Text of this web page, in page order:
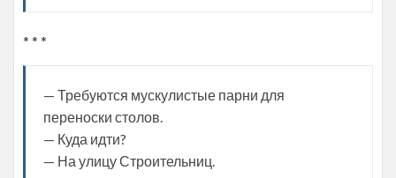
* * *
— Требуются мускулистые парни для
переноски столов.
— Куда идти?
— На улицу Строительниц.